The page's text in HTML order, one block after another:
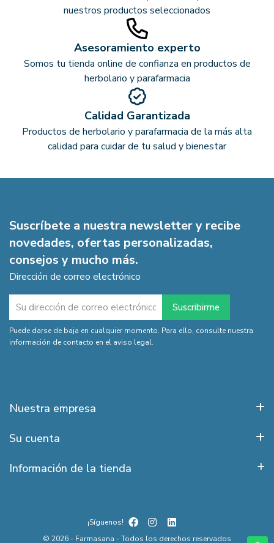
nuestros productos seleccionados
Asesoramiento experto
Somos tu tienda online de confianza en productos de
herbolario y parafarmacia
Calidad Garantizada
Productos de herbolario y parafarmacia de la más alta
calidad para cuidar de tu salud y bienestar
Suscríbete a nuestra newsletter y recibe
novedades, ofertas personalizadas,
consejos y mucho más.
Dirección de correo electrónico
Puede darse de baja en cualquier momento. Para ello, consulte nuestra
información de contacto en el aviso legal.
Nuestra empresa
Su cuenta
Información de la tienda
© 2026 - Farmasana - Todos los derechos reservados
¡Síguenos!